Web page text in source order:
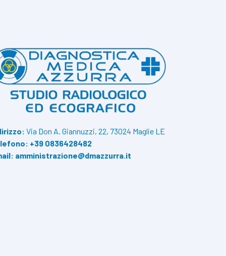
Via Don A. Giannuzzi, 22, 73024 Maglie LE
+39 0836428482
amministrazione@dmazzurra.it